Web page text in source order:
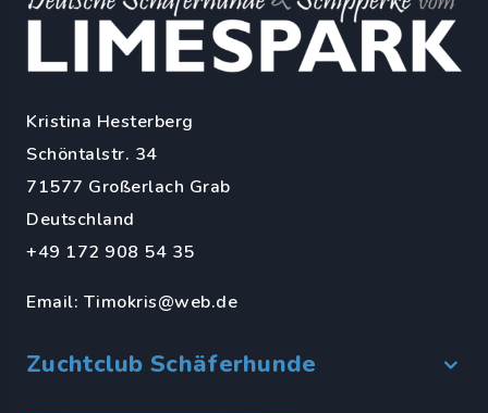
Kristina Hesterberg
Schöntalstr. 34
71577 Großerlach Grab
Deutschland
+49 172 908 54 35
Email: Timokris@web.de
Zuchtclub Schäferhunde